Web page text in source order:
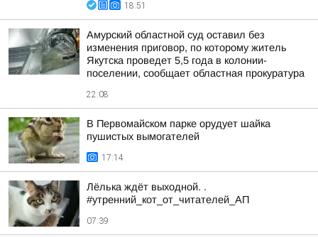
18:51
Амурский областной суд оставил без
изменения приговор, по которому житель
Якутска проведет 5,5 года в колонии-
поселении, сообщает областная прокуратура
22:08
В Первомайском парке орудует шайка
пушистых вымогателей
17:14
Лёлька ждёт выходной. .
#утренний_кот_от_читателей_АП
07:39